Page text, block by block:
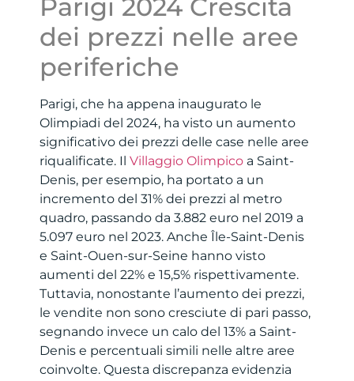
Parigi 2024 Crescita
dei prezzi nelle aree
periferiche
Parigi, che ha appena inaugurato le
Olimpiadi del 2024, ha visto un aumento
significativo dei prezzi delle case nelle aree
riqualificate. Il Villaggio Olimpico a Saint-
Denis, per esempio, ha portato a un
incremento del 31% dei prezzi al metro
quadro, passando da 3.882 euro nel 2019 a
5.097 euro nel 2023. Anche Île-Saint-Denis
e Saint-Ouen-sur-Seine hanno visto
aumenti del 22% e 15,5% rispettivamente.
Tuttavia, nonostante l’aumento dei prezzi,
le vendite non sono cresciute di pari passo,
segnando invece un calo del 13% a Saint-
Denis e percentuali simili nelle altre aree
coinvolte. Questa discrepanza evidenzia